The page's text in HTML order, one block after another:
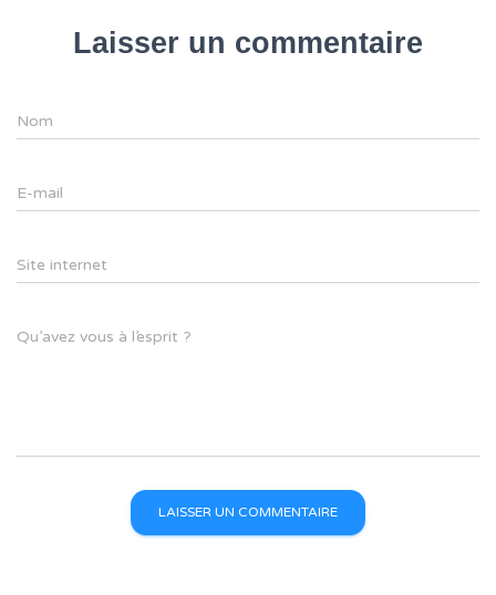
Laisser un commentaire
Nom
E-mail
Site internet
Qu’avez vous à l’esprit ?